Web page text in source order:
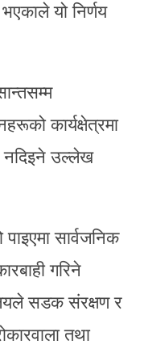
यो निर्णय
कार्यक्षेत्रमा
नदिइने उल्लेख
सार्वजनिक
गरिने
सडक संरक्षण र
तथा